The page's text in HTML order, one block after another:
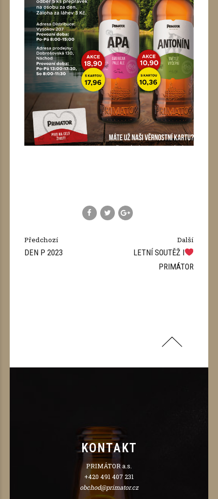
Předchozí
DEN P 2023
Další
LETNÍ SOUTĚŽ I
PRIMÁTOR
KONTAKT
PRIMÁTOR a.s.
+420 491 407 231
obchod@primator.cz